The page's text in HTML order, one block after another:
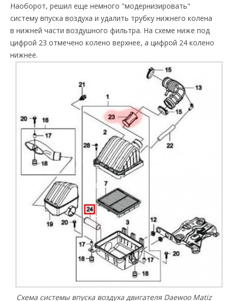
Наоборот, решил еще немного "модернизировать"
систему впуска воздуха и удалить трубку нижнего колена
в нижней части воздушного фильтра. На схеме ниже под
цифрой 23 отмечено колено верхнее, а цифрой 24 колено
нижнее.
Схема системы впуска воздуха двигателя Daewoo Matiz